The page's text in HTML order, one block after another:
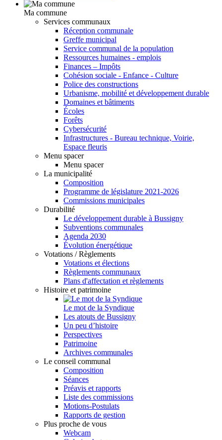
Ma commune
Services communaux
Réception communale
Greffe municipal
Service communal de la population
Ressources humaines - emplois
Finances – Impôts
Cohésion sociale - Enfance - Culture
Police des constructions
Urbanisme, mobilité et développement durable
Domaines et bâtiments
Écoles
Forêts
Cybersécurité
Infrastructures - Bureau technique, Voirie,
Espace fleuris
Menu spacer
Menu spacer
La municipalité
Composition
Programme de législature 2021-2026
Commissions municipales
Durabilité
Le développement durable à Bussigny
Subventions communales
Agenda 2030
Évolution énergétique
Votations / Règlements
Votations et élections
Règlements communaux
Plans d'affectation et règlements
Histoire et patrimoine
Le mot de la Syndique
Les atouts de Bussigny
Un peu d’histoire
Perspectives
Patrimoine
Archives communales
Le conseil communal
Composition
Séances
Préavis et rapports
Liste des commissions
Motions-Postulats
Rapports de gestion
Plus proche de vous
Webcam